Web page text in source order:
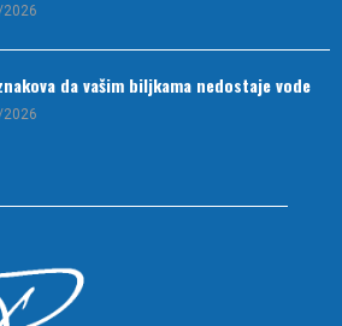
da vašim biljkama nedostaje vode